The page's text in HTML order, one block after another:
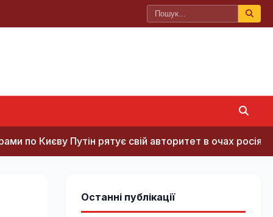
Путін рятує свій авторитет в очах росіян, - Sky
Останні публікації